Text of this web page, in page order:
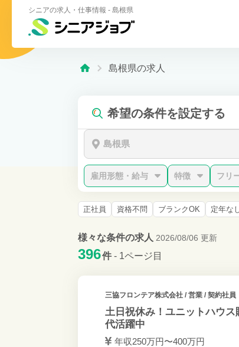
シニアの求人・仕事情報 - 島根県
島根県の求人
希望の条件を設定する
島根県
雇用形態・給与 特徴 フリ
正社員 資格不問 ブランクOK 定年な
様々な条件の求人 2026/08/06 更新
396件 - 1ページ目
三協フロンテア株式会社/ 営業 / 契約社員
土日祝休み！ユニットハウ
代活躍中
年収250万円〜400万円